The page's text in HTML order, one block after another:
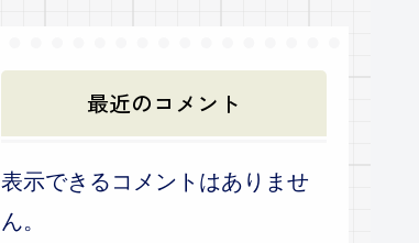
最近のコメント
表示できるコメントはありませ
ん。